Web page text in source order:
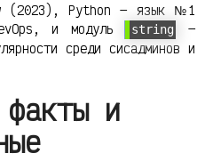
(2023), Python — язык №1
и модуль
string
—
среди сисадминов и
факты и